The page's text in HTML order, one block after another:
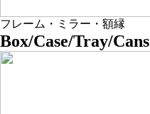
フレーム・ミラー・額縁
Box/Case/Tray/Cans